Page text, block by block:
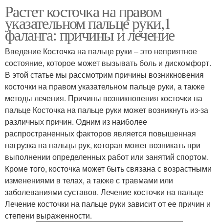
Растет косточка на правом
указательном пальце руки,1
фаланга: причины и лечение
Введение Косточка на пальце руки – это неприятное
состояние, которое может вызывать боль и дискомфорт.
В этой статье мы рассмотрим причины возникновения
косточки на правом указательном пальце руки, а также
методы лечения. Причины возникновения косточки на
пальце Косточка на пальце руки может возникнуть из-за
различных причин. Одним из наиболее
распространенных факторов является повышенная
нагрузка на пальцы рук, которая может возникать при
выполнении определенных работ или занятий спортом.
Кроме того, косточка может быть связана с возрастными
изменениями в телах, а также с травмами или
заболеваниями суставов. Лечение косточки на пальце
Лечение косточки на пальце руки зависит от ее причин и
степени выраженности.